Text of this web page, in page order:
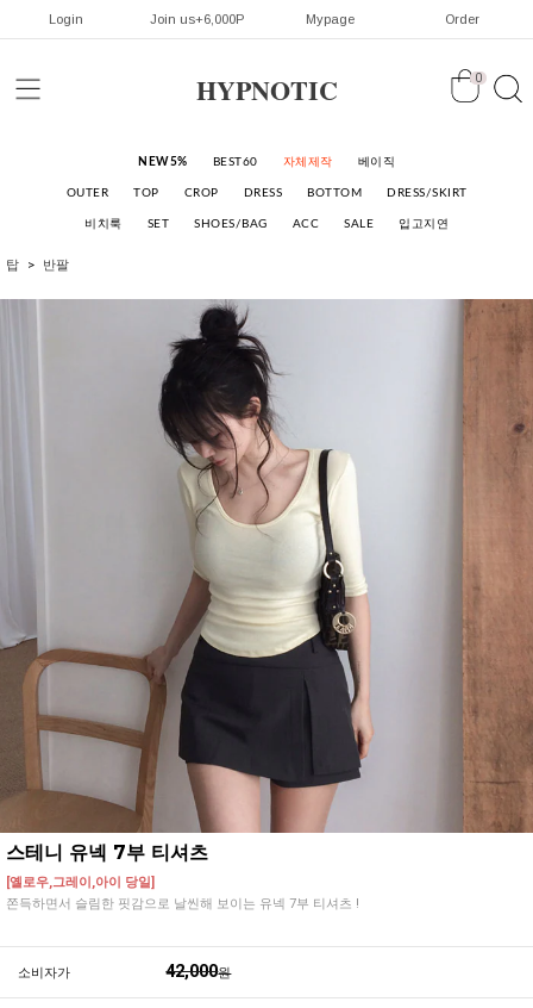
Login Join us+6,000P Mypage Order
HYPNOTIC 0
NEW5% BEST60 자체제작 베이직
OUTER TOP CROP DRESS BOTTOM DRESS/SKIRT
비치룩 SET SHOES/BAG ACC SALE 입고지연
탑 반팔
스테니 유넥 7부 티셔츠
[옐로우,그레이,아이 당일]
쫀득하면서 슬림한 핏감으로 날씬해 보이는 유넥 7부 티셔츠 !
소비자가 42,000원